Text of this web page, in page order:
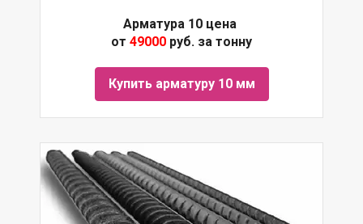
Арматура 10 цена
от 49000 руб. за тонну
Купить арматуру 10 мм